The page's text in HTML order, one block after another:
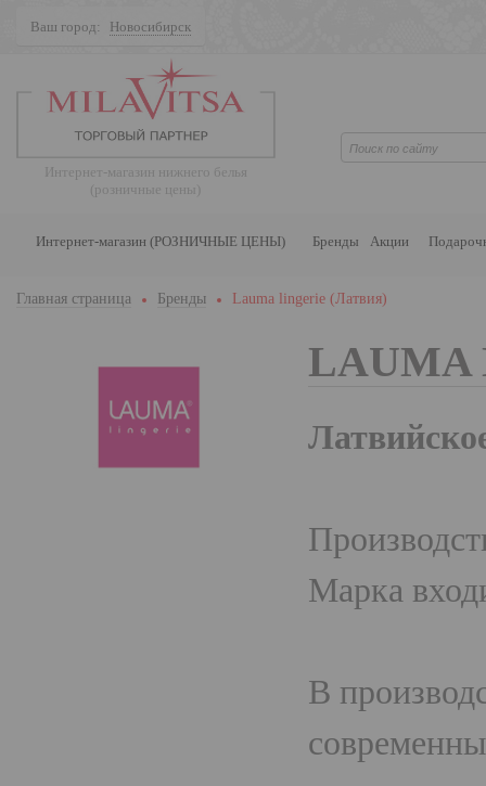
Ваш город: Новосибирск
Интернет-магазин нижнего белья
(розничные цены)
Интернет-магазин (РОЗНИЧНЫЕ ЦЕНЫ) Бренды Акции
Главная страница Бренды Lauma lingerie (Латвия)
Марка
В